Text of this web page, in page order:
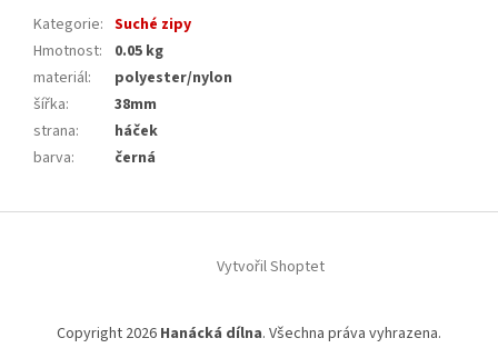
Kategorie: Suché zipy
Hmotnost:
0.05 kg
materiál:
polyester/nylon
šířka:
38mm
strana:
háček
barva: černá
Vytvořil Shoptet
Copyright 2026 Hanácká dílna. Všechna práva vyhrazena.